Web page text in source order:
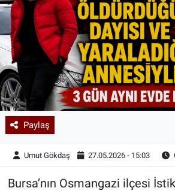
Paylaş
Umut Gökdaş 27.05.2026 - 15:03
Bursa’nın Osmangazi ilçesi
Yazarlar
Astroloji-Rüya